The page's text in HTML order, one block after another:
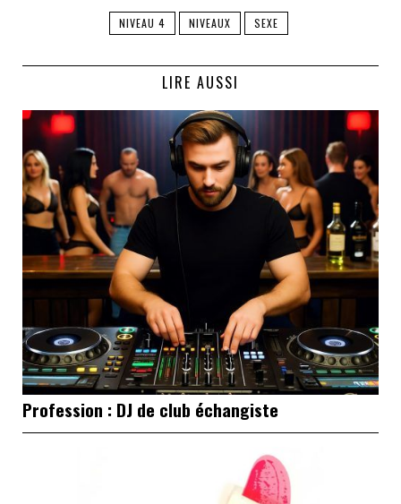
NIVEAU 4 NIVEAUX SEXE
LIRE AUSSI
Profession : DJ de club échangiste